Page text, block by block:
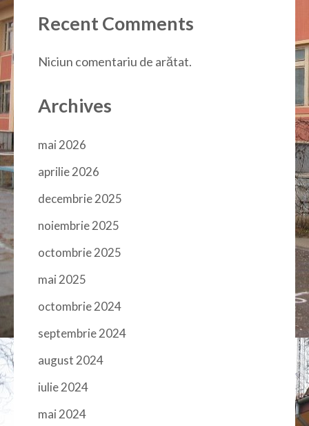
Recent Comments
Niciun comentariu de arătat.
Archives
mai 2026
aprilie 2026
decembrie 2025
noiembrie 2025
octombrie 2025
mai 2025
octombrie 2024
septembrie 2024
august 2024
iulie 2024
mai 2024